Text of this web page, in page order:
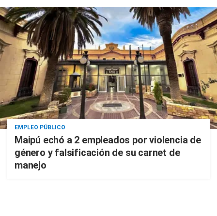
EMPLEO PÚBLICO
Maipú echó a 2 empleados por violencia de
género y falsificación de su carnet de
manejo